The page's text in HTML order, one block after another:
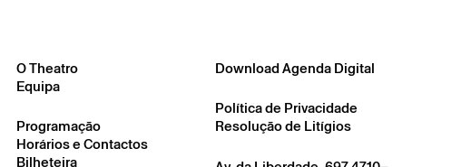
O Theatro
Equipa
Programação
Horários e Contactos
Bilheteira
Download Agenda Digital
Política de Privacidade
Resolução de Litígios